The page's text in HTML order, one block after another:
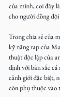
của mình, coi đây
cho người đồng
Trong chia sẻ của
kỹ năng rap của
thuật độc lập của
định với bản sắc
cảnh giới đặc biệt,
còn phụ thuộc vào